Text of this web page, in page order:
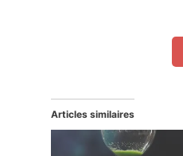
Articles similaires